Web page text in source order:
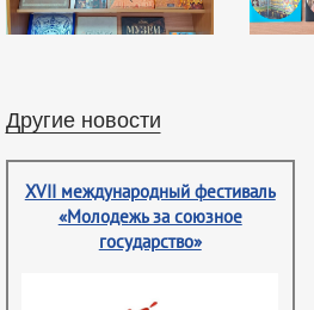
Другие новости
XVII международный фестиваль
«Молодежь за союзное
государство»